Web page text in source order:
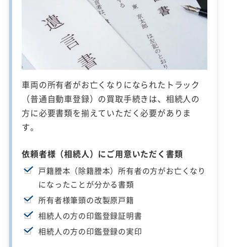
車両の所有者がお亡くなりになられたトラック
（普通自動車登録）の買取手続きは、相続人の
方に必要書類を揃えていただく必要がありま
す。
依頼者様（相続人）にご用意いただく書類
戸籍謄本（除籍謄本）所有者の方がお亡くなり
になったことが分かる書類
所有者様筆頭の改製原戸籍
相続人の方の印鑑登録証明書
相続人の方の印鑑登録の実印